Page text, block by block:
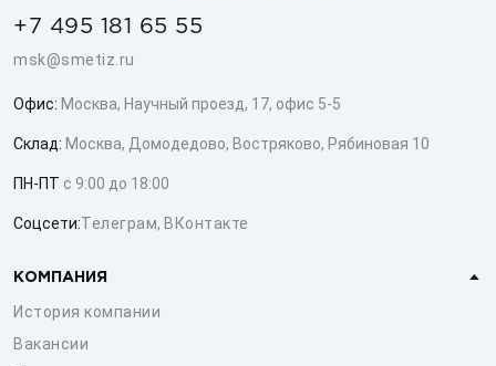
+7 495 181 65 55
msk@smetiz.ru
Офис: Москва, Научный проезд, 17, офис 5-5
Склад: Москва, Домодедово, Востряково, Рябиновая 10
ПН-ПТ с 9:00 до 18:00
Соцсети:Телеграм, ВКонтакте
КОМПАНИЯ
История компании
Вакансии